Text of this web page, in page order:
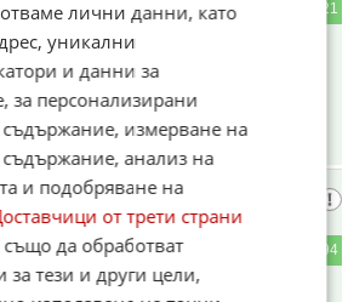
21
СВО Победа80":
че ни го причиняваш това???
94
какъв е Орбан. Той е на
лични данни, като
уникални
и данни за
за персонализирани
измерване на
анализ на
и подобряване на
от трети страни
да обработват
за тези и други цели,